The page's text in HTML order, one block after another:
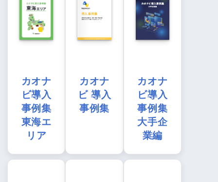
カオナ
ビ導入
事例集
東海エ
リア
カオナ
ビ 導入
事例集
カオナ
ビ導入
事例集
大手企
業編